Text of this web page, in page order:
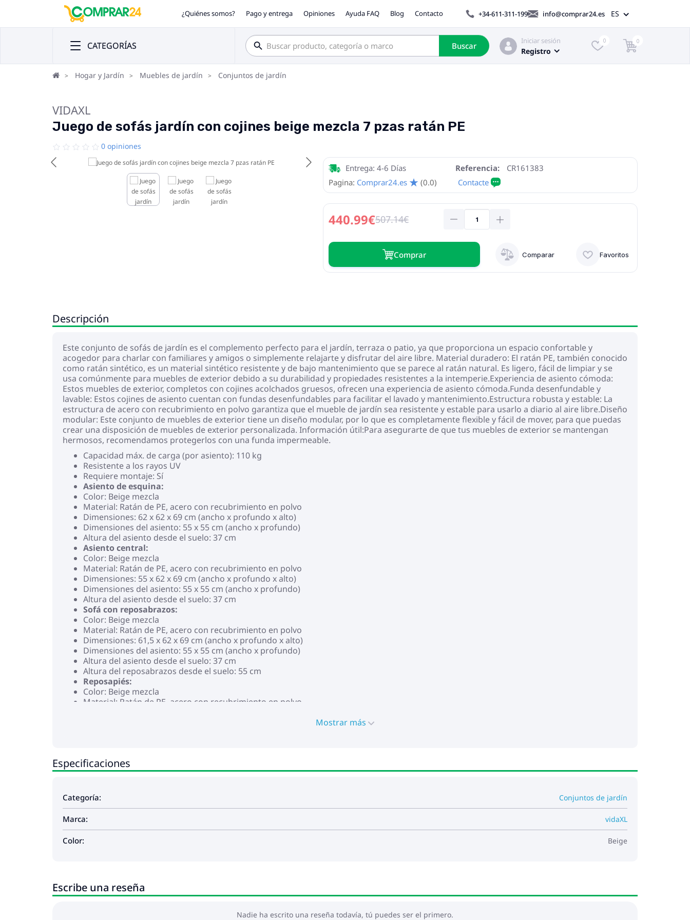
¿Quiénes somos? Pago y entrega Opiniones Ayuda FAQ Blog Contacto +34-611-311-199 info@comprar24.es ES
CATEGORÍAS Buscar
Iniciar sesión
Registro
0 0
Hogar y Jardín Muebles de jardín Conjuntos de jardín
VIDAXL
Juego de sofás jardín con cojines beige mezcla 7 pzas ratán PE
0 opiniones
Entrega: 4-6 Días Referencia:
CR161383
Pagina: Comprar24.es (0.0)
440.99€507.14€
Сomprar Favoritos
Comparar
Descripción
Este conjunto de sofás de jardín es el complemento perfecto para el jardín, terraza o patio, ya que proporciona un espacio confortable y
acogedor para charlar con familiares y amigos o simplemente relajarte y disfrutar del aire libre. Material duradero: El ratán PE, también conocido
como ratán sintético, es un material sintético resistente y de bajo mantenimiento que se parece al ratán natural. Es ligero, fácil de limpiar y se
usa comúnmente para muebles de exterior debido a su durabilidad y propiedades resistentes a la intemperie.Experiencia de asiento cómoda:
Estos muebles de exterior, completos con cojines acolchados gruesos, ofrecen una experiencia de asiento cómoda.Funda desenfundable y
lavable: Estos cojines de asiento cuentan con fundas desenfundables para facilitar el lavado y mantenimiento.Estructura robusta y estable: La
estructura de acero con recubrimiento en polvo garantiza que el mueble de jardín sea resistente y estable para usarlo a diario al aire libre.Diseño
modular: Este conjunto de muebles de exterior tiene un diseño modular, por lo que es completamente flexible y fácil de mover, para que puedas
crear una disposición de muebles de exterior personalizada. Información útil:Para asegurarte de que tus muebles de exterior se mantengan
hermosos, recomendamos protegerlos con una funda impermeable.
Capacidad máx. de carga (por asiento): 110 kg
Resistente a los rayos UV
Requiere montaje: Sí
Asiento de esquina:
Color: Beige mezcla
Material: Ratán de PE, acero con recubrimiento en polvo
Dimensiones: 62 x 62 x 69 cm (ancho x profundo x alto)
Dimensiones del asiento: 55 x 55 cm (ancho x profundo)
Altura del asiento desde el suelo: 37 cm
Asiento central:
Color: Beige mezcla
Material: Ratán de PE, acero con recubrimiento en polvo
Dimensiones: 55 x 62 x 69 cm (ancho x profundo x alto)
Dimensiones del asiento: 55 x 55 cm (ancho x profundo)
Altura del asiento desde el suelo: 37 cm
Sofá con reposabrazos:
Color: Beige mezcla
Material: Ratán de PE, acero con recubrimiento en polvo
Dimensiones: 61,5 x 62 x 69 cm (ancho x profundo x alto)
Dimensiones del asiento: 55 x 55 cm (ancho x profundo)
Altura del asiento desde el suelo: 37 cm
Altura del reposabrazos desde el suelo: 55 cm
Reposapiés:
Color: Beige mezcla
Material: Ratán de PE, acero con recubrimiento en polvo
Material de la cubierta: Tela (100% poliéster)
Material del relleno del cojín de asiento: Espuma
Dimensiones del cojín de asiento: 55 x 55 x 3 cm (ancho x profundo x grosor)
Dimensiones del cojín de respaldo: 55 x 45 x 13 cm (largo x ancho x profundo)
La entrega contiene:
1 x Sofá de esquina
2 x Sofás con reposabrazos
Mostrar más
Especificaciones
Categoría: Conjuntos de jardín
Marca: vidaXL
Color: Beige
Escribe una reseña
Nadie ha escrito una reseña todavía, tú puedes ser el primero.